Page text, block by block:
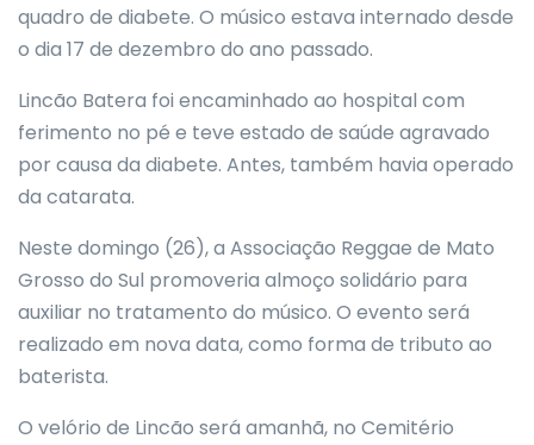
quadro de diabete. O músico estava internado desde
o dia 17 de dezembro do ano passado.
Lincão Batera foi encaminhado ao hospital com
ferimento no pé e teve estado de saúde agravado
por causa da diabete. Antes, também havia operado
da catarata.
Neste domingo (26), a Associação Reggae de Mato
Grosso do Sul promoveria almoço solidário para
auxiliar no tratamento do músico. O evento será
realizado em nova data, como forma de tributo ao
baterista.
O velório de Lincão será amanhã, no Cemitério